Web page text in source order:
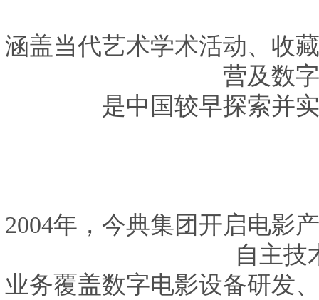
涵盖当代艺术学术活动、收
营及数
是中国较早探索并
2004年，今典集团开启电影
自主技
业务覆盖数字电影设备研发